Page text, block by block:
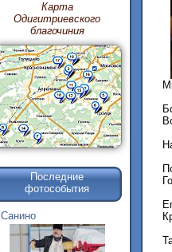
Карта
Одигитриевского
благочиния
Последние
фотособытия
Санино